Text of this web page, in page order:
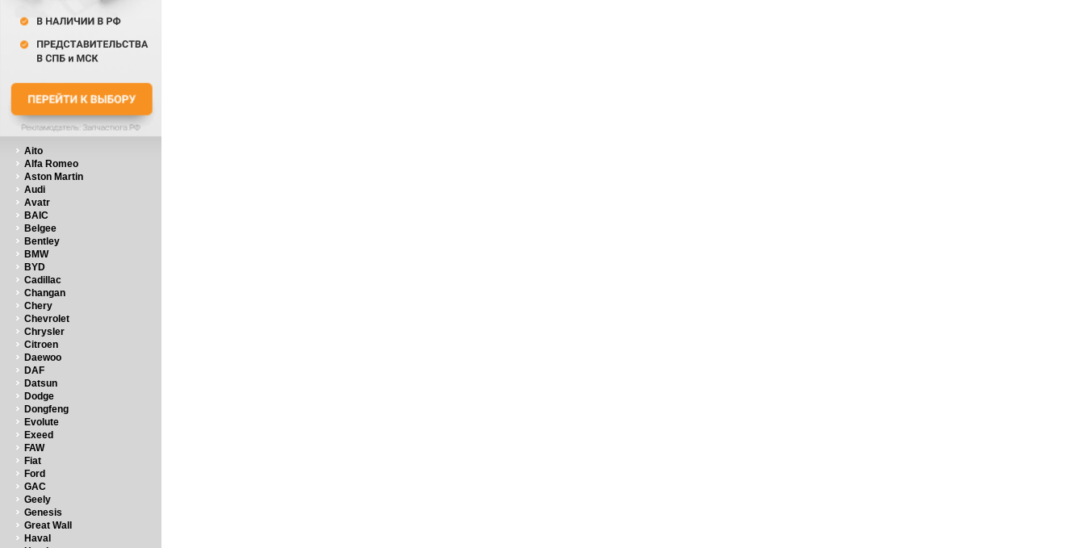
Aito
Alfa Romeo
Aston Martin
Audi
Avatr
BAIC
Belgee
Bentley
BMW
BYD
Cadillac
Changan
Chery
Chevrolet
Chrysler
Citroen
Daewoo
DAF
Datsun
Dodge
Dongfeng
Evolute
Exeed
FAW
Fiat
Ford
GAC
Geely
Genesis
Great Wall
Haval